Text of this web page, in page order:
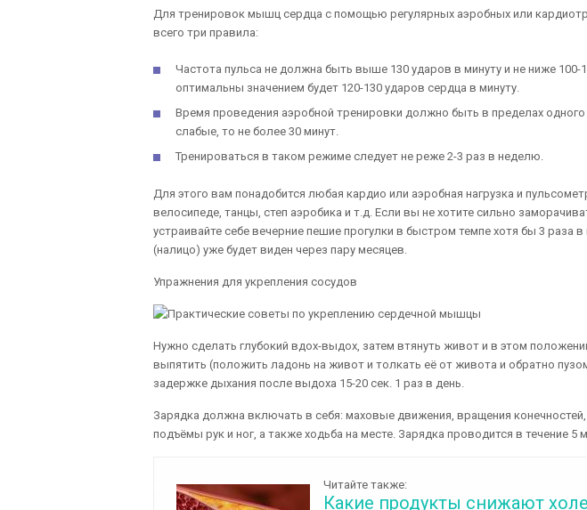
Для тренировок мышц сердца с помощью регулярных аэробных или
всего три правила:
Частота пульса не должна быть выше 130 ударов в минуту и не ниже 100-
оптимальны значением будет 120-130 ударов сердца в минуту.
Время проведения аэробной тренировки должно быть в пределах одного
слабые, то не более 30 минут.
Тренироваться в таком режиме следует не реже 2-3 раз в неделю.
Для этого вам понадобится любая кардио или аэробная нагрузка и
велосипеде, танцы, степ аэробика и т.д. Если вы не хотите сильно
устраивайте себе вечерние пешие прогулки в быстром темпе хотя бы 3 раза
(налицо) уже будет виден через пару месяцев.
Упражнения для укрепления сосудов
Нужно сделать глубокий вдох-выдох, затем втянуть живот и в этом
выпятить (положить ладонь на живот и толкать её от живота и обратно
задержке дыхания после выдоха 15-20 сек. 1 раз в день.
Зарядка должна включать в себя: маховые движения, вращения
подъёмы рук и ног, а также ходьба на месте. Зарядка проводится в течение 5
Читайте также:
Какие продукты снижают